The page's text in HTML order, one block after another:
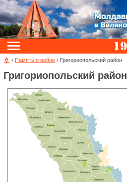
› Память о войне› Григориопольский район
Григориопольский район